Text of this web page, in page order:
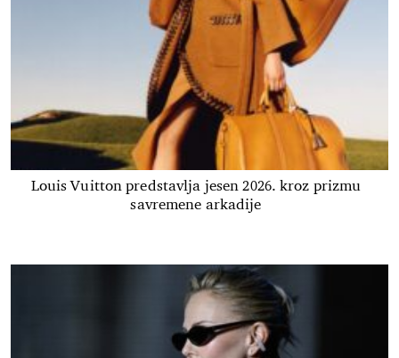
Louis Vuitton predstavlja jesen 2026. kroz prizmu
savremene arkadije